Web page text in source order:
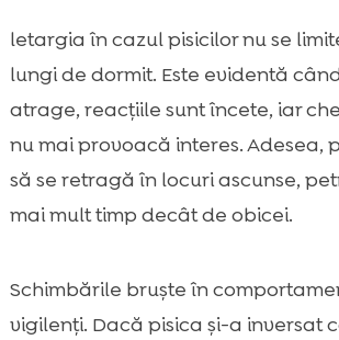
letargia în cazul pisicilor nu se
lungi de dormit. Este evidentă
atrage, reacțiile sunt încete, iar
nu mai provoacă interes. Adesea,
să se retragă în locuri ascunse,
mai mult timp decât de obicei.
Schimbările bruște în
vigilenți. Dacă pisica și-a inversat